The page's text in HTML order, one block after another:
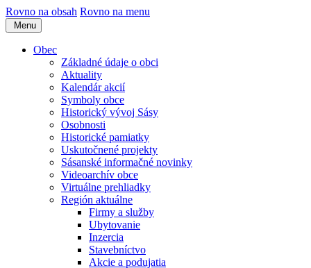
Rovno na obsah Rovno na menu
Menu
Obec
Základné údaje o obci
Aktuality
Kalendár akcií
Symboly obce
Historický vývoj Sásy
Osobnosti
Historické pamiatky
Uskutočnené projekty
Sásanské informačné novinky
Videoarchív obce
Virtuálne prehliadky
Región aktuálne
Firmy a služby
Ubytovanie
Inzercia
Stavebníctvo
Akcie a podujatia